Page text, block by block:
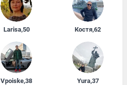
Larisa,50 Костя,62
Vpoiske,38 Yura,37